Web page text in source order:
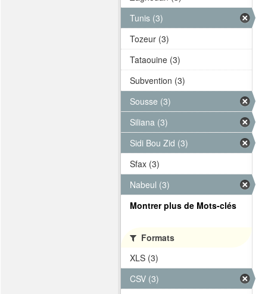
Tunis (3)
Tozeur (3)
Tataouine (3)
Subvention (3)
Sousse (3)
Siliana (3)
Sidi Bou Zid (3)
Sfax (3)
Nabeul (3)
Montrer plus de Mots-clés
Formats
XLS (3)
CSV (3)